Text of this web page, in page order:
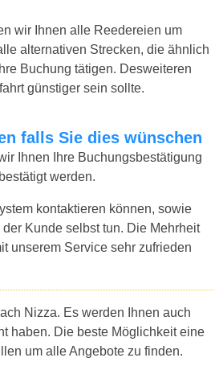
wir Ihnen alle Reedereien um
alternativen Strecken, die ähnlich
Buchung tätigen. Desweiteren
günstiger sein sollte.
falls Sie dies wünschen
Ihnen Ihre Buchungsbestätigung
werden.
kontaktieren können, sowie
Kunde selbst tun. Die Mehrheit
unserem Service sehr zufrieden
Nizza. Es werden Ihnen auch
haben. Die beste Möglichkeit eine
um alle Angebote zu finden.